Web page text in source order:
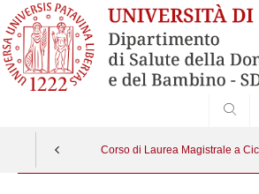
Corso di Laurea Magistrale a